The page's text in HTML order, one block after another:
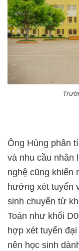
Ông Hùng phân
và nhu cầu nhân
nghệ cũng khiến
hướng xét tuyển
sinh chuyển từ
Toán như khối
hợp xét tuyển
nên học sinh